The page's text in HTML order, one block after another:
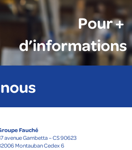
Pour +
d’informations
Fauché
avenue Gambetta – CS 90623
Montauban Cedex 6